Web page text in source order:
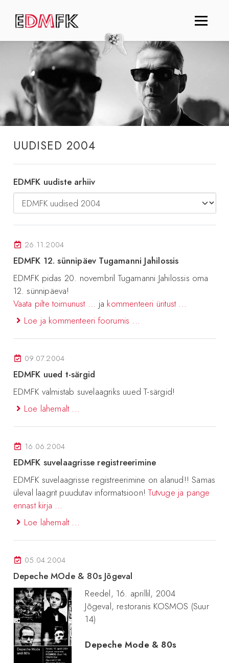
UUDISED 2004
EDMFK uudiste arhiiv
26.11.2004
EDMFK 12. sünnipäev Tugamanni Jahilossis
EDMFK pidas 20. novembril Tugamanni Jahilossis oma
12. sünnipäeva!
Vaata pilte toimunust ... ja kommenteeri üritust ...
Loe ja kommenteeri foorumis ...
09.07.2004
EDMFK uued t-särgid
EDMFK valmistab suvelaagriks uued T-särgid!
Loe lähemalt ...
16.06.2004
EDMFK suvelaagrisse registreerimine
EDMFK suvelaagrisse registreerimine on alanud!! Samas
üleval laagrit puudutav informatsioon!Tutvuge ja pange
ennast kirja ...
Loe lähemalt ...
05.04.2004
Depeche MOde & 80s Jõgeval
Reedel, 16. aprillil, 2004
Jõgeval, restoranis KOSMOS (Suur
14)
Depeche Mode & 80s